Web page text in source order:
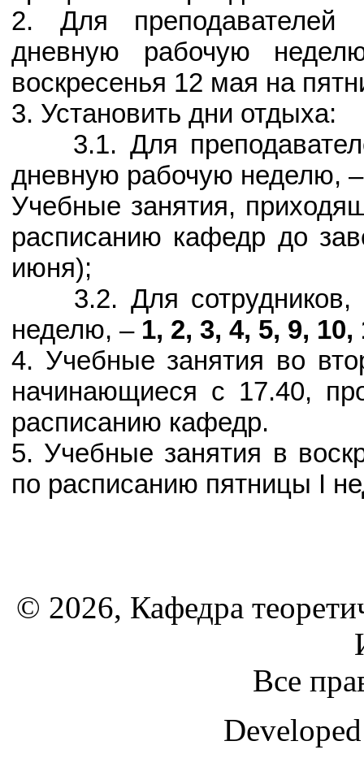
2. Для преподавателей
дневную рабочую
воскресенья 12 мая на
3. Установить дни отдыха:
3.1. Для
дневную рабочую неделю,
Учебные занятия,
расписанию кафедр до
июня);
3.2. Для сотрудников,
неделю, – 1, 2, 3, 4, 5, 9, 10,
4. Учебные занятия во
начинающиеся с 17.40,
расписанию кафедр.
5. Учебные занятия в
по расписанию пятницы I
© 2026, Кафедра
Все